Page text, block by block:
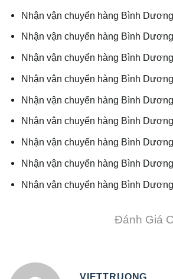
Nhận vận chuyển hàng Bình
Nhận vận chuyển hàng Bình
Nhận vận chuyển hàng Bình
Nhận vận chuyển hàng Bình
Nhận vận chuyển hàng Bình
Nhận vận chuyển hàng Bình
Nhận vận chuyển hàng Bình
Nhận vận chuyển hàng Bình
Nhận vận chuyển hàng Bình
Đánh Giá
VIETTRUONG